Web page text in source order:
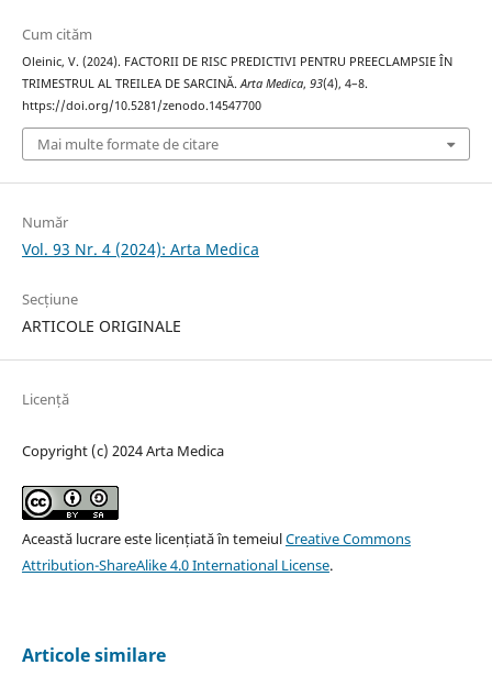
Cum cităm
Oleinic, V. (2024). FACTORII DE RISC PREDICTIVI PENTRU PREECLAMPSIE ÎN
TRIMESTRUL AL TREILEA DE SARCINĂ.Arta Medica, 93(4), 4–8.
https://doi.org/10.5281/zenodo.14547700
Mai multe formate de citare
Număr
Vol. 93 Nr. 4 (2024): Arta Medica
Secțiune
ARTICOLE ORIGINALE
Licență
Copyright (c) 2024 Arta Medica
Această lucrare este licențiată în temeiulCreative Commons
Attribution-ShareAlike 4.0 International License.
Articole similare